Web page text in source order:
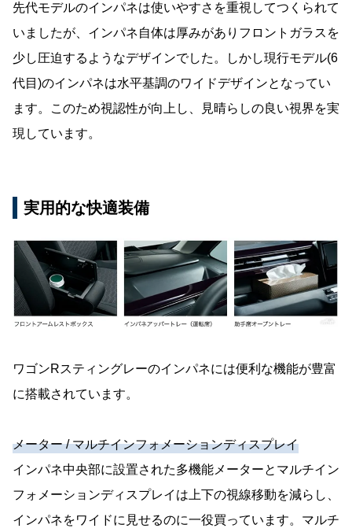
先代モデルのインパネは使いやすさを重視してつくられて
いましたが、インパネ自体は厚みがありフロントガラスを
少し圧迫するようなデザインでした。しかし現行モデル(6
代目)のインパネは水平基調のワイドデザインとなってい
ます。このため視認性が向上し、見晴らしの良い視界を実
現しています。
実用的な快適装備
ワゴンRスティングレーのインパネには便利な機能が豊富
に搭載されています。
メーター / マルチインフォメーションディスプレイ
インパネ中央部に設置された多機能メーターとマルチイン
フォメーションディスプレイは上下の視線移動を減らし、
インパネをワイドに見せるのに一役買っています。マルチ